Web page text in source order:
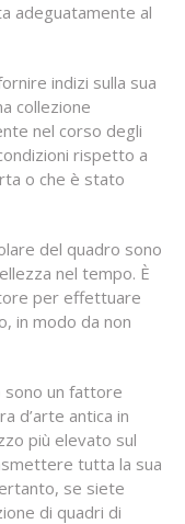
adeguatamente al
indizi sulla sua
collezione
nel corso degli
rispetto a
o che è stato
del quadro sono
nel tempo. È
per effettuare
in modo da non
sono un fattore
d’arte antica in
più elevato sul
tutta la sua
se siete
di quadri di